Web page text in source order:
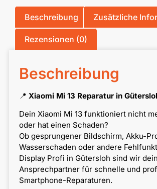
Beschreibung Zusätzliche
Rezensionen (0)
Beschreibung
📍 Xiaomi Mi 13 Reparatur in
Dein Xiaomi Mi 13 funktioniert nicht
oder hat einen Schaden?
Ob gesprungener Bildschirm, Akku-
Wasserschaden oder andere
Display Profi in Gütersloh sind wir dein
Ansprechpartner für schnelle und
Smartphone-Reparaturen.